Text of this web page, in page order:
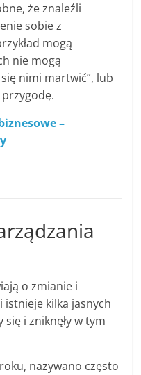
że znaleźli
sobie z
mogą
nie mogą
nimi martwić”, lub
–
o zmianie i
kilka jasnych
się i zniknęły w tym
nazywano często